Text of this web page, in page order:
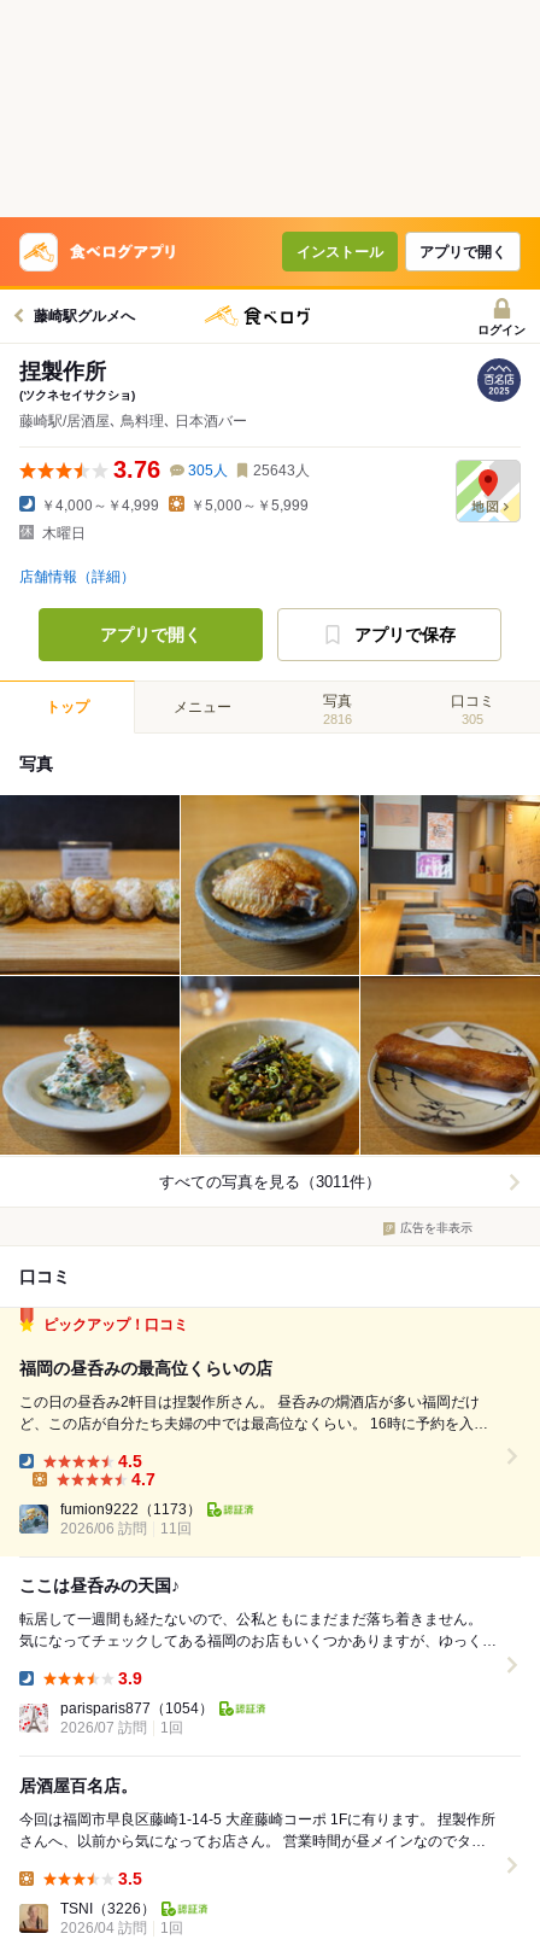
インストール アプリで開く
藤崎駅グルメへ
ログイン
捏製作所
(ツクネセイサクショ)
藤崎駅/居酒屋､ 鳥料理､ 日本酒バー
3.76 305人 25643 人
￥4,000～￥4,999
￥5,000～￥5,999
木曜日
店舗情報（詳細）
アプリで開く アプリで保存
トップ メニュー 写真
2816
口コミ
305
写真
すべての写真を見る（3011件）
広告を非表示
口コミ
ピックアップ！口コミ
福岡の昼呑みの最高位くらいの店
この日の昼呑み2軒目は捏製作所さん。 昼呑みの燗酒店が多い福岡だけ
ど、この店が自分たち夫婦の中では最高位なくらい。 16時に予約を入れ
春雨サラダ ・新じゃが肉味噌和え ・本日のつくね 5種盛り合わせ - 三
つ葉と...
Dinner:
4.5
4.7
fumion9222 （1173）
2026/06 訪問
11回
ここは昼呑みの天国♪
転居して一週間も経たないので、公私ともにまだまだ落ち着きません。
気になってチェックしてある福岡のお店もいくつかありますが、ゆっくり
3.9
parisparis877 （1054）
2026/07 訪問
1回
居酒屋百名店。
今回は福岡市早良区藤崎1-14-5 大産藤崎コーポ 1Fに有ります。 捏製作所
さんへ、以前から気になってお店さん。 営業時間が昼メインなのでタイ
3.5
TSNI
（3226）
2026/04 訪問
1回